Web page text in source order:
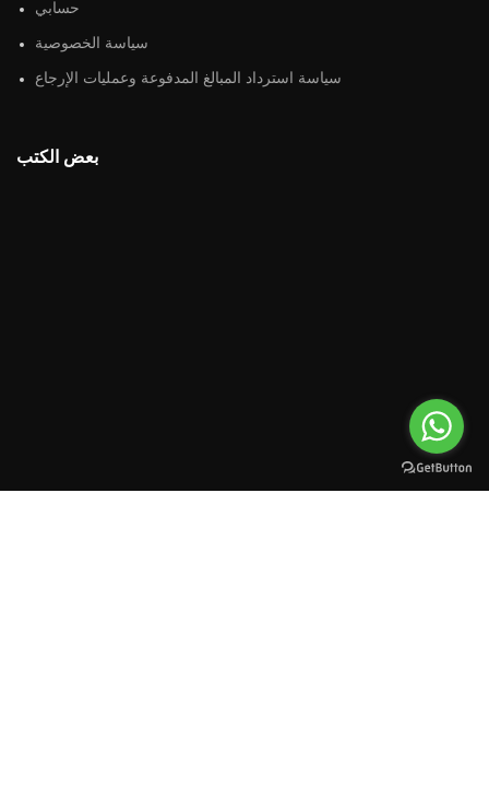
حسابي
سياسة الخصوصية
سياسة استرداد المبالغ المدفوعة وعمليات الإرجاع
بعض الكتب